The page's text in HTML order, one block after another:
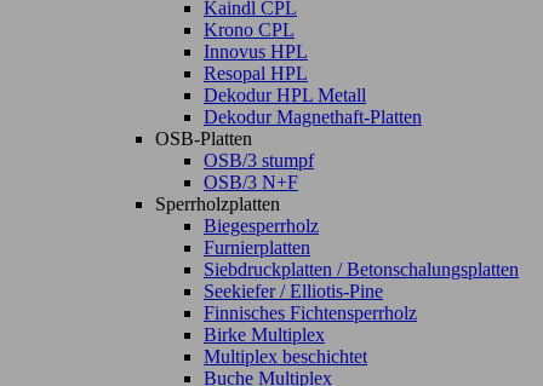
Kaindl CPL
Krono CPL
Innovus HPL
Resopal HPL
Dekodur HPL Metall
Dekodur Magnethaft-Platten
OSB-Platten
OSB/3 stumpf
OSB/3 N+F
Sperrholzplatten
Biegesperrholz
Furnierplatten
Siebdruckplatten / Betonschalungsplatten
Seekiefer / Elliotis-Pine
Finnisches Fichtensperrholz
Birke Multiplex
Multiplex beschichtet
Buche Multiplex